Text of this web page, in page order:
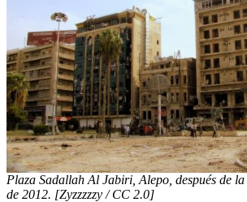
Plaza Sadallah Al Jabiri, Alepo, después de
de 2012. [Zyzzzzzy / CC 2.0]